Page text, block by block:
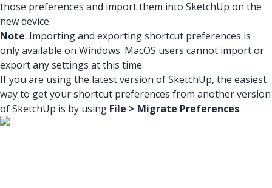
those preferences and import them into SketchUp on the
new device.
Note: Importing and exporting shortcut preferences is
only available on Windows. MacOS users cannot import or
export any settings at this time.
If you are using the latest version of SketchUp, the easiest
way to get your shortcut preferences from another version
of SketchUp is by using File > Migrate Preferences.